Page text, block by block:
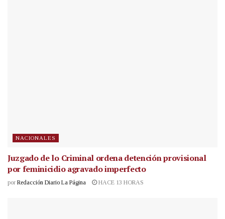
NACIONALES
Juzgado de lo Criminal ordena detención provisional
por feminicidio agravado imperfecto
por Redacción Diario La Página HACE 13 HORAS